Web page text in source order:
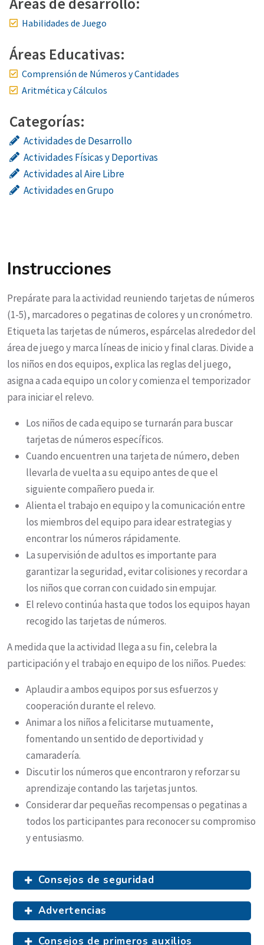
Habilidades de Juego
Áreas Educativas:
Comprensión de Números y Cantidades
Aritmética y Cálculos
Categorías:
Actividades de Desarrollo
Actividades Físicas y Deportivas
Actividades al Aire Libre
Actividades en Grupo
Instrucciones
Prepárate para la actividad reuniendo tarjetas de números
(1-5), marcadores o pegatinas de colores y un cronómetro.
Etiqueta las tarjetas de números, espárcelas alrededor del
área de juego y marca líneas de inicio y final claras. Divide a
los niños en dos equipos, explica las reglas del juego,
asigna a cada equipo un color y comienza el temporizador
para iniciar el relevo.
Los niños de cada equipo se turnarán para buscar
tarjetas de números específicos.
Cuando encuentren una tarjeta de número, deben
llevarla de vuelta a su equipo antes de que el
siguiente compañero pueda ir.
Alienta el trabajo en equipo y la comunicación entre
los miembros del equipo para idear estrategias y
encontrar los números rápidamente.
La supervisión de adultos es importante para
garantizar la seguridad, evitar colisiones y recordar a
los niños que corran con cuidado sin empujar.
El relevo continúa hasta que todos los equipos hayan
recogido las tarjetas de números.
A medida que la actividad llega a su fin, celebra la
participación y el trabajo en equipo de los niños. Puedes:
Aplaudir a ambos equipos por sus esfuerzos y
cooperación durante el relevo.
Animar a los niños a felicitarse mutuamente,
fomentando un sentido de deportividad y
camaradería.
Discutir los números que encontraron y reforzar su
aprendizaje contando las tarjetas juntos.
Considerar dar pequeñas recompensas o pegatinas a
todos los participantes para reconocer su compromiso
y entusiasmo.
Consejos de seguridad
Advertencias
Consejos de primeros auxilios